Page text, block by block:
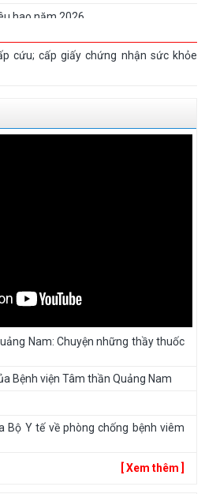
hao năm 2026
hao năm 2026
bảo trì, bảo dưỡng, hiệu chuẩn/kiểm
khám bệnh, chữa bệnh tại Bệnh viện
cứu; cấp giấy chứng nhận sức khỏe
Nam: Chuyện những thầy thuốc
Bệnh viện Tâm thần Quảng Nam
Bộ Y tế về phòng chống bệnh viêm
[ Xem thêm ]